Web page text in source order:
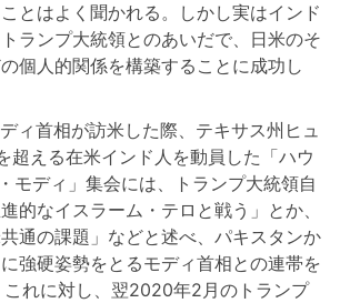
とはよく聞かれる。しかし実はインド
ランプ大統領とのあいだで、日米のそ
個人的関係を構築することに成功し
ィ首相が訪米した際、テキサス州ヒュ
超える在米インド人を動員した「ハウ
モディ」集会には、トランプ大統領自
的なイスラーム・テロと戦う」とか、
共通の課題」などと述べ、パキスタンか
強硬姿勢をとるモディ首相との連帯を
れに対し、翌2020年2月のトランプ